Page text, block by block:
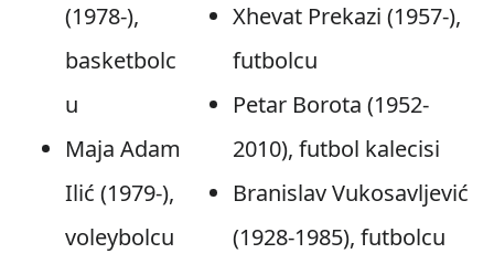
(1978-),
basketbolc
u
Maja Adam
Ilić (1979-),
voleybolcu
Xhevat Prekazi (1957-),
futbolcu
Petar Borota (1952-
2010), futbol kalecisi
Branislav Vukosavljević
(1928-1985), futbolcu